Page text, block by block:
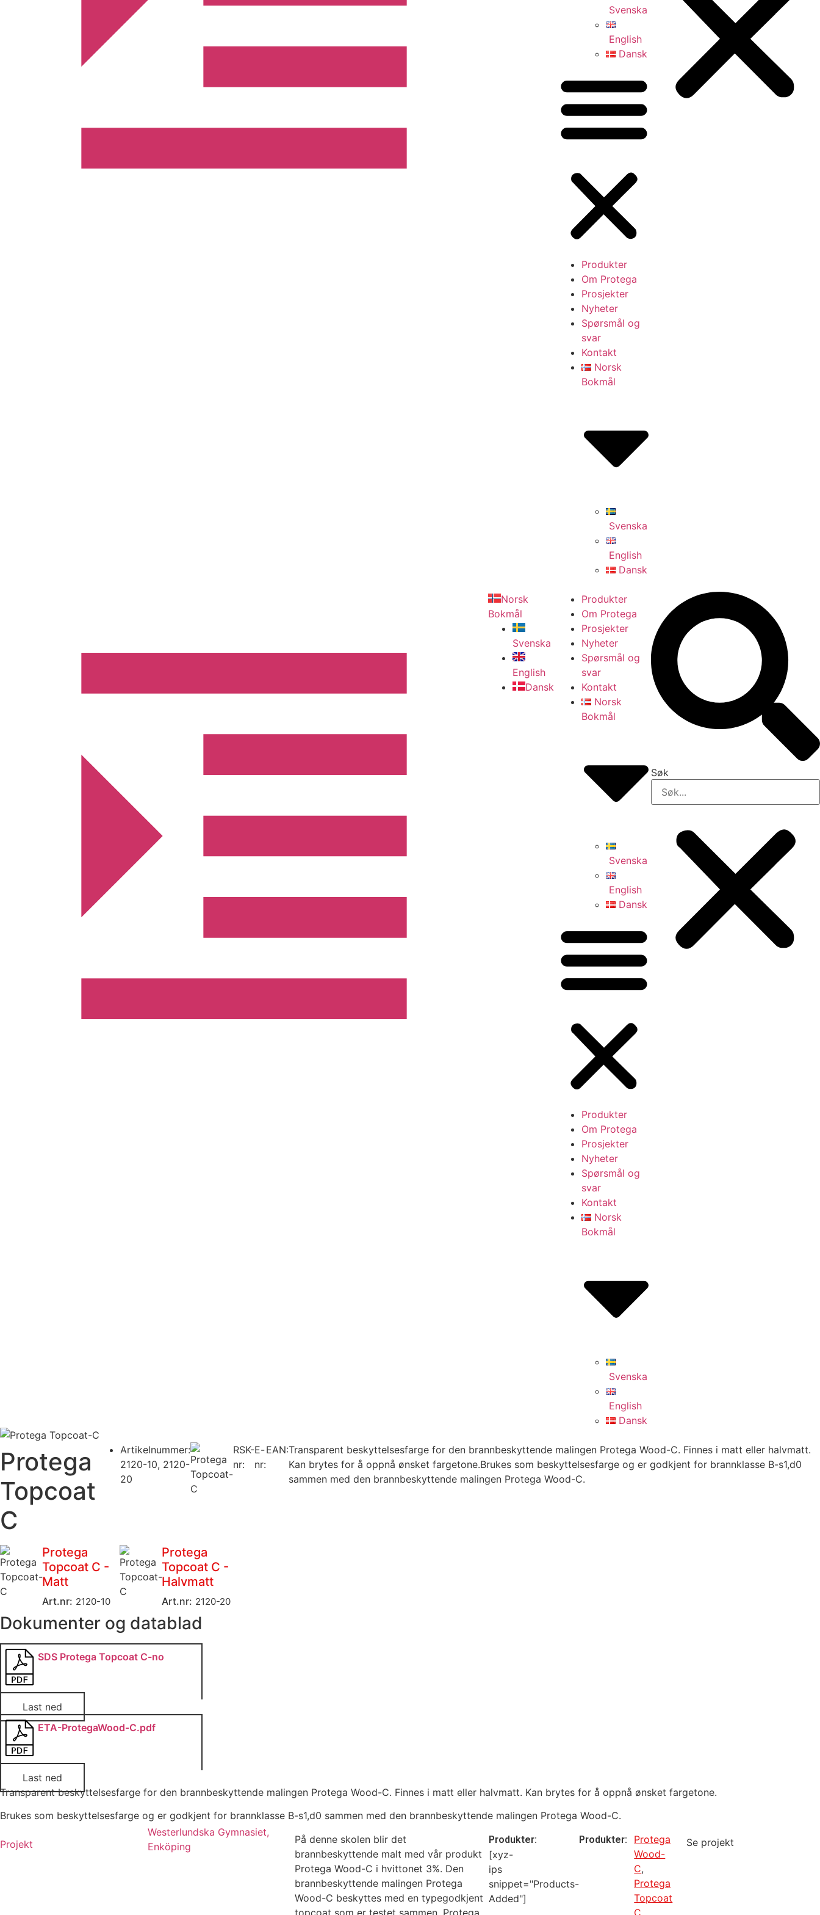
Svenska
English
Dansk
Produkter
Om Protega
Prosjekter
Nyheter
Spørsmål og
svar
Kontakt
Norsk
Bokmål
Svenska
English
Dansk
Norsk
Bokmål
Svenska
English
Dansk
Produkter
Om Protega
Prosjekter
Nyheter
Spørsmål og
svar
Kontakt
Norsk
Bokmål
Svenska
English
Dansk
Produkter
Om Protega
Prosjekter
Nyheter
Spørsmål og
svar
Kontakt
Norsk
Bokmål
Svenska
English
Dansk
Søk
Protega
Topcoat
C
Artikelnummer:
2120-10, 2120-
20
RSK-
nr:
E-
nr:
EAN:Transparent beskyttelsesfarge for den brannbeskyttende malingen Protega Wood-C. Finnes i matt eller halvmatt.
Kan brytes for å oppnå ønsket fargetone.Brukes som beskyttelsesfarge og er godkjent for brannklasse B-s1,d0
sammen med den brannbeskyttende malingen Protega Wood-C.
Protega
Topcoat C -
Matt
Art.nr: 2120-10
Protega
Topcoat C -
Halvmatt
Art.nr: 2120-20
Dokumenter og datablad
SDS Protega Topcoat C-no
Last ned
ETA-ProtegaWood-C.pdf
Last ned
Transparent beskyttelsesfarge for den brannbeskyttende malingen Protega Wood-C. Finnes i matt eller halvmatt. Kan brytes for å oppnå ønsket fargetone.
Brukes som beskyttelsesfarge og er godkjent for brannklasse B-s1,d0 sammen med den brannbeskyttende malingen Protega Wood-C.
Projekt
Westerlundska Gymnasiet,
Enköping
På denne skolen blir det
brannbeskyttende malt med vår produkt
Protega Wood-C i hvittonet 3%. Den
brannbeskyttende malingen Protega
Wood-C beskyttes med en typegodkjent
topcoat som er testet sammen, Protega
Produkter:
[xyz-
ips
snippet="Products-
Added"]
Produkter:
Protega
Wood-
C,
Protega
Topcoat
C
Se projekt